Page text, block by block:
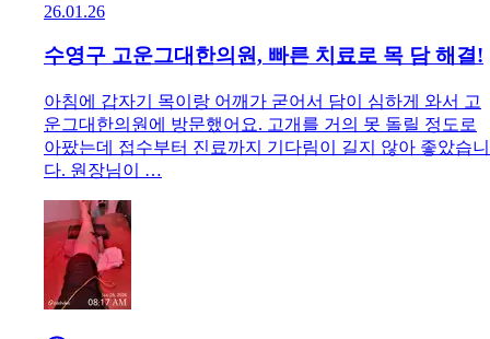
26.01.26
수영구 고운그대한의원, 빠른 치료로 목 담 해결!
아침에 갑자기 목이랑 어깨가 굳어서 담이 심하게 와서 고
운그대한의원에 방문했어요. 고개를 거의 못 돌릴 정도로
아팠는데 접수부터 진료까지 기다림이 길지 않아 좋았습니
다. 원장님이 …